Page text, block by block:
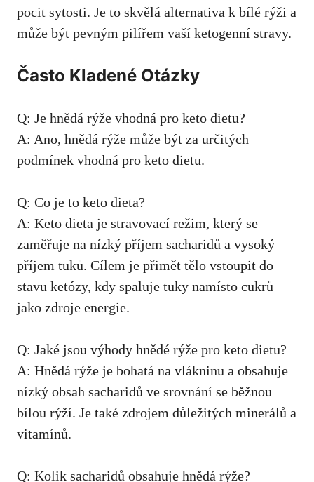
pocit sytosti. Je to skvělá alternativa k bílé rýži a
může být pevným pilířem vaší ketogenní stravy.
Často Kladené Otázky
Q: Je hnědá rýže vhodná pro keto dietu?
A: Ano, hnědá rýže může být za určitých⁣
podmínek vhodná pro keto dietu.
Q: Co je to keto dieta?
A: Keto dieta je stravovací režim, který se⁤
zaměřuje na nízký příjem sacharidů a vysoký
příjem tuků. Cílem je ⁤přimět tělo vstoupit do
stavu ketózy, kdy spaluje tuky namísto cukrů
jako zdroje energie.
Q: Jaké jsou ⁣výhody hnědé rýže ​pro keto dietu?
A: Hnědá rýže je bohatá na vlákninu a obsahuje
nízký ⁣obsah sacharidů ve srovnání se běžnou
⁤bílou rýží. Je také zdrojem důležitých minerálů a
vitamínů.
Q: Kolik sacharidů obsahuje hnědá rýže?